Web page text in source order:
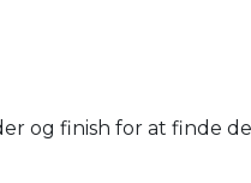
og finish for at finde